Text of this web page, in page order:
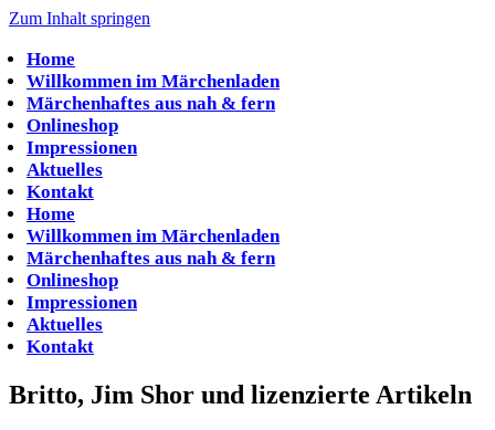
Zum Inhalt springen
Home
Willkommen im Märchenladen
Märchenhaftes aus nah & fern
Onlineshop
Impressionen
Aktuelles
Kontakt
Home
Willkommen im Märchenladen
Märchenhaftes aus nah & fern
Onlineshop
Impressionen
Aktuelles
Kontakt
Britto, Jim Shor und lizenzierte Artikeln